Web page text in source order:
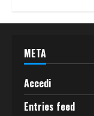
META
Accedi
Entries feed